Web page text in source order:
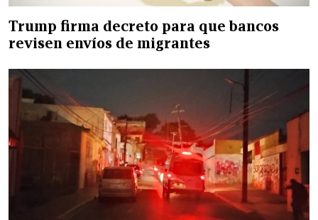
Trump firma decreto para que bancos
revisen envíos de migrantes